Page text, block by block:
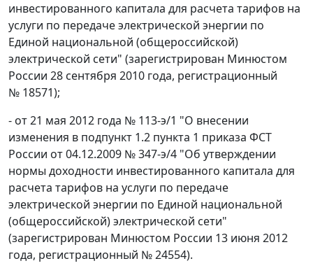
инвестированного капитала для расчета тарифов на
услуги по передаче электрической энергии по
Единой национальной (общероссийской)
электрической сети" (зарегистрирован Минюстом
России 28 сентября 2010 года, регистрационный
№ 18571);
- от 21 мая 2012 года № 113-э/1 "О внесении
изменения в подпункт 1.2 пункта 1 приказа ФСТ
России от 04.12.2009 № 347-э/4 "Об утверждении
нормы доходности инвестированного капитала для
расчета тарифов на услуги по передаче
электрической энергии по Единой национальной
(общероссийской) электрической сети"
(зарегистрирован Минюстом России 13 июня 2012
года, регистрационный № 24554).